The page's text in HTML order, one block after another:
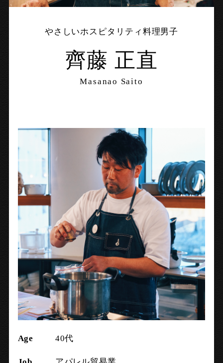
やさしいホスピタリティ料理男子
齊藤 正直
Masanao Saito
Age 40代